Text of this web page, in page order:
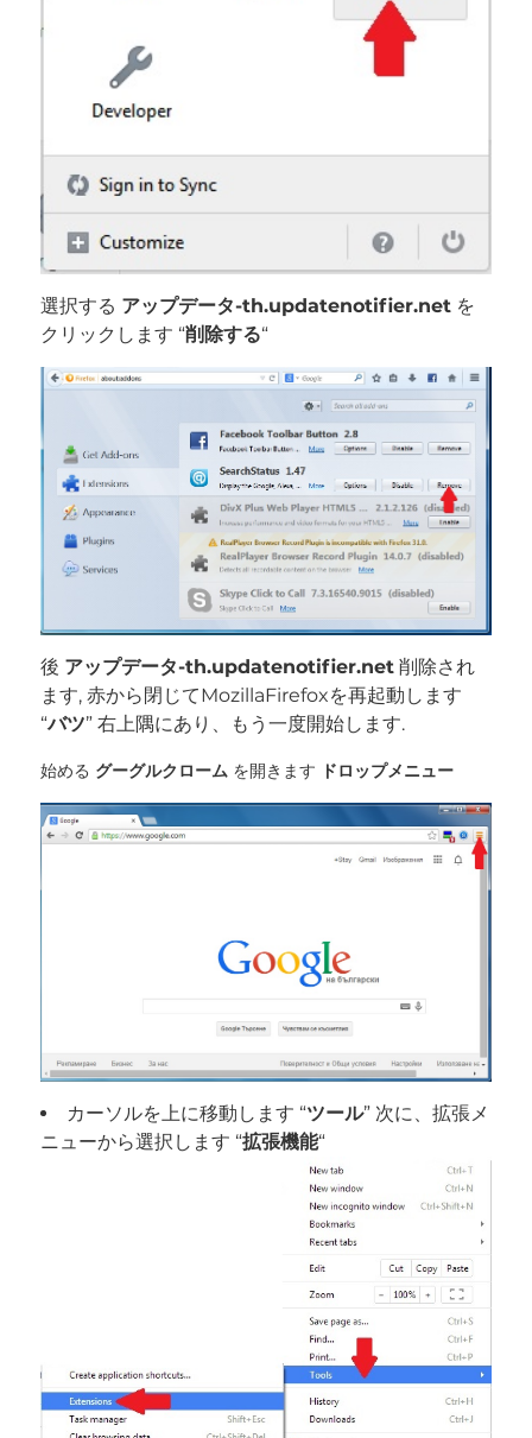
選択する アップデータ-th.updatenotifier.netを
クリックします “削除する“
後 アップデータ-th.updatenotifier.net削除され
ます, 赤から閉じてMozillaFirefoxを再起動します
“バツ” 右上隅にあり、もう一度開始します.
始める グーグルクロームを開きます ドロップメニュー
カーソルを上に移動します “ツール” 次に、拡張メ
ニューから選択します “拡張機能“